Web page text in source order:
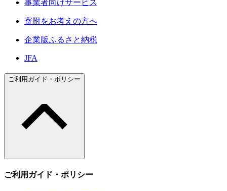
事業者向けサービス
寄附をお考えの方へ
企業版ふるさと納税
JFA
ご利用ガイド・ポリシー
ご利用ガイド・ポリシー